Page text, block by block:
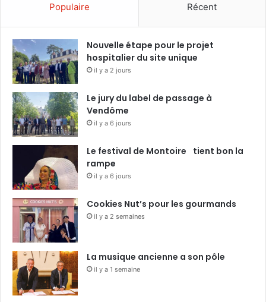
Populaire Récent
Nouvelle étape pour le projet
hospitalier du site unique
il y a 2 jours
Le jury du label de passage à
Vendôme
il y a 6 jours
Le festival de Montoire tient bon la
rampe
il y a 6 jours
Cookies Nut’s pour les gourmands
il y a 2 semaines
La musique ancienne a son pôle
il y a 1 semaine